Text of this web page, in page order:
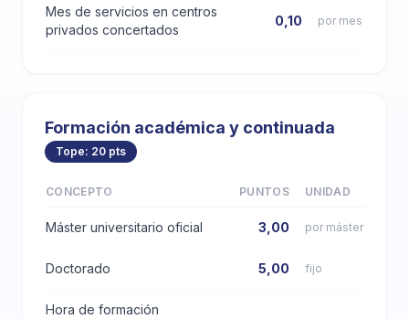
Mes de servicios en centros
privados concertados
0,10 por mes
Formación académica y continuada
Tope: 20 pts
CONCEPTO PUNTOS UNIDAD
Máster universitario oficial 3,00 por máster
Doctorado 5,00 fijo
Hora de formación